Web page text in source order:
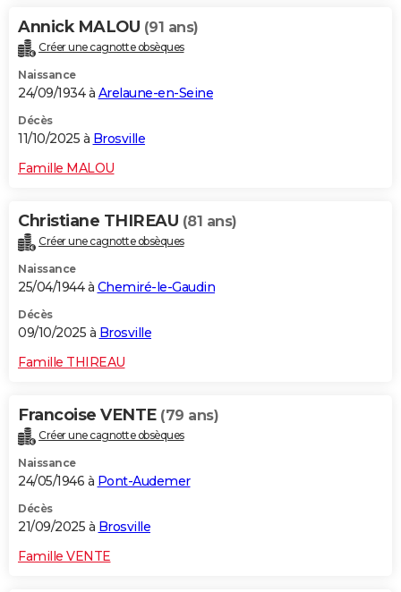
Annick MALOU (91 ans)
Créer une cagnotte obsèques
Naissance
24/09/1934 à Arelaune-en-Seine
Décès
11/10/2025 à Brosville
Famille MALOU
Christiane THIREAU (81 ans)
Créer une cagnotte obsèques
Naissance
25/04/1944 à Chemiré-le-Gaudin
Décès
09/10/2025 à Brosville
Famille THIREAU
Francoise VENTE (79 ans)
Créer une cagnotte obsèques
Naissance
24/05/1946 à Pont-Audemer
Décès
21/09/2025 à Brosville
Famille VENTE